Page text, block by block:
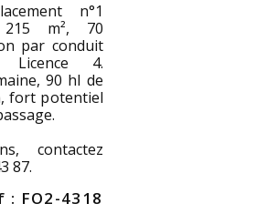
n°1
215 m², 70
par conduit
Licence 4.
90 hl de
fort potentiel
contactez
87.
: FO2-4318